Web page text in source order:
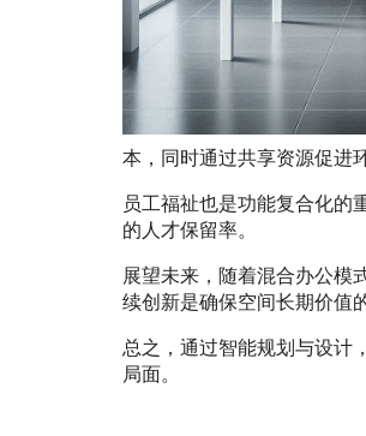
本，同时通过共享资源促进
员工福祉也是功能复合化的
的人才保留率。
展望未来，随着混合办公模
续创新是确保空间长期价值
总之，通过智能规划与设计
局面。